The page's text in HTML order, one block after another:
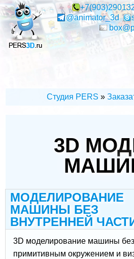
Перейти
к
основному
содержанию
@animator_3d
Студия PERS
3D
МОДЕЛИРОВАНИЕ
МАШИНЫ БЕЗ
ВНУТРЕННЕЙ
3D моделирование машины без
примитивным окружением и